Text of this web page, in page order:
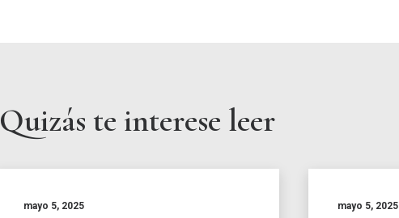
Quizás te interese leer
mayo 5, 2025 mayo 5, 2025